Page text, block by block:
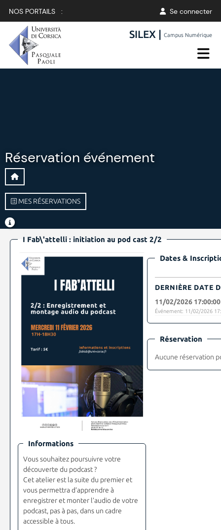
NOS PORTAILS : Se connecter
SILEX |Campus Numérique
Réservation événement
MES RÉSERVATIONS
I Fab\'attelli : initiation au pod cast 2/2
Informations
Vous souhaitez poursuivre votre
découverte du podcast ?
Cet atelier est la suite du premier et
vous permettra d’apprendre à
enregistrer et monter l’audio de votre
podcast, pas à pas, dans un cadre
accessible à tous.
Dates &
DERNIÈRE DATE
11/02/2026 17:00:00
Événement: 11/02/2026
Réservation
Aucune réservation